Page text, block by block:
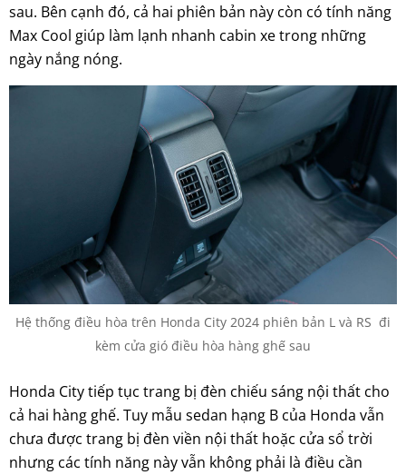
sau. Bên cạnh đó, cả hai phiên bản này còn có tính năng
Max Cool giúp làm lạnh nhanh cabin xe trong những
ngày nắng nóng.
Hệ thống điều hòa trên Honda City 2024 phiên bản L và RS đi
kèm cửa gió điều hòa hàng ghế sau
Honda City tiếp tục trang bị đèn chiếu sáng nội thất cho
cả hai hàng ghế. Tuy mẫu sedan hạng B của Honda vẫn
chưa được trang bị đèn viền nội thất hoặc cửa sổ trời
nhưng các tính năng này vẫn không phải là điều cần